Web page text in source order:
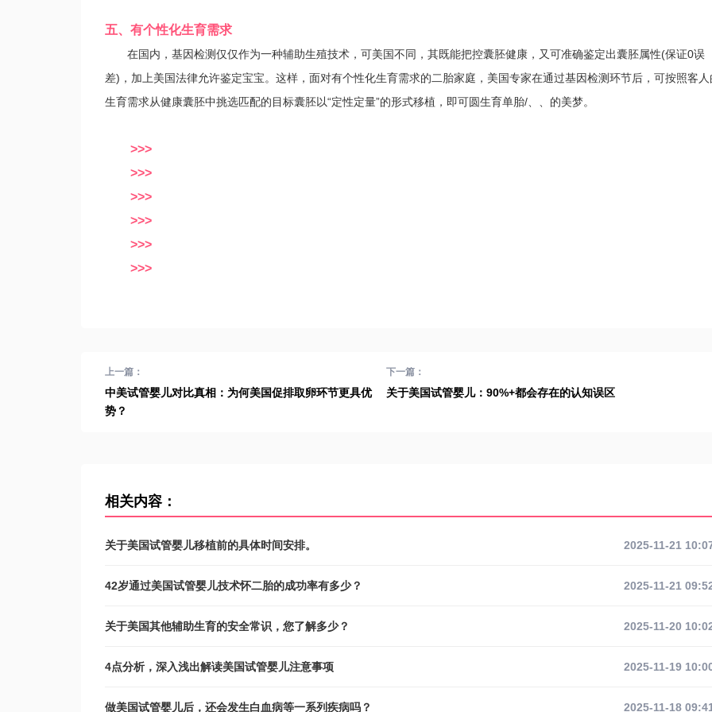
五、有个性化生育需求
在国内，基因检测仅仅作为一种辅助生殖技术，可美国不同，其既能把控囊胚健康，又可准确鉴定出囊胚属性(保证0误
差)，加上美国法律允许鉴定宝宝。这样，面对有个性化生育需求的二胎家庭，美国专家在通过基因检测环节后，可按照客人
生育需求从健康囊胚中挑选匹配的目标囊胚以“定性定量”的形式移植，即可圆生育单胎/、、的美梦。
>>>
>>>
>>>
>>>
>>>
>>>
上一篇：
中美试管婴儿对比真相：为何美国促排取卵环节更具优
势？
下一篇：
关于美国试管婴儿：90%+都会存在的认知误区
相关内容：
关于美国试管婴儿移植前的具体时间安排。 2025-11-21
42岁通过美国试管婴儿技术怀二胎的成功率有多少？ 2025-11-21
关于美国其他辅助生育的安全常识，您了解多少？ 2025-11-20
4点分析，深入浅出解读美国试管婴儿注意事项 2025-11-19
做美国试管婴儿后，还会发生白血病等一系列疾病吗？ 2025-11-18